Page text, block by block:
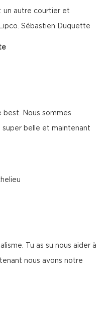
un autre courtier et
Sébastien Duquette
best. Nous sommes
belle et maintenant
Tu as su nous aider à
nous avons notre